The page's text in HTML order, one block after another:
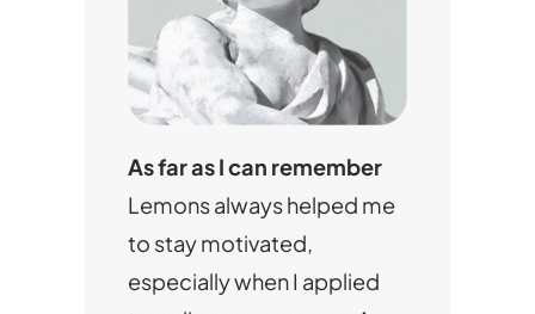
As far as I can remember
Lemons always helped me
to stay motivated,
especially when I applied